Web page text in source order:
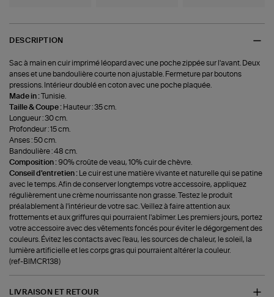
DESCRIPTION
Sac à main en cuir imprimé léopard avec une poche zippée sur l'avant. Deux
anses et une bandoulière courte non ajustable. Fermeture par boutons
pressions. Intérieur doublé en coton avec une poche plaquée.
Made in :Tunisie.
Taille & Coupe : Hauteur : 35 cm.
Longueur : 30 cm.
Profondeur : 15 cm.
Anses : 50 cm.
Bandoulière : 48 cm.
Composition : 90% croûte de veau, 10% cuir de chèvre.
Conseil d'entretien :
Le cuir est une matière vivante et naturelle qui se patine
avec le temps. Afin de conserver longtemps votre accessoire, appliquez
régulièrement une crème nourrissante non grasse. Testez le produit
préalablement à l'intérieur de votre sac. Veillez à faire attention aux
frottements et aux griffures qui pourraient l'abîmer. Les premiers jours, portez
votre accessoire avec des vêtements foncés pour éviter le dégorgement des
couleurs. Évitez les contacts avec l'eau, les sources de chaleur, le soleil, la
lumière artificielle et les corps gras qui pourraient altérer la couleur.
(ref-BIMCR138)
LIVRAISON ET RETOUR